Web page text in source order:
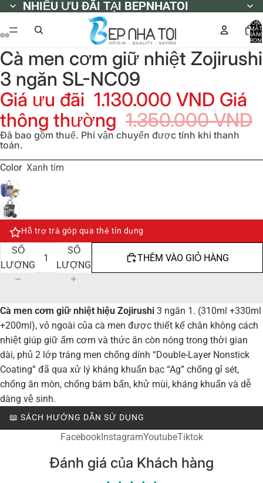
NHIỀU ƯU ĐÃI TẠI BEPNHATOI
NHIỀU ƯU ĐÃI TẠI BEPNHATOI
MẶT
0
Cà men cơm giữ nhiệt Zojirushi
3 ngăn SL-NC09
Giá ưu đãi 1.130.000 VND Giá
thông thường 1.350.000 VND
Đã bao gồm thuế. Phí vận chuyển được tính khi thanh
toán.
Color Xanh tím
Hỗ trợ trả góp qua thẻ tín dụng
GIẢM
SỐ
LƯỢNG
TĂNG
SỐ
LƯỢNG
THÊM VÀO GIỎ HÀNG
Cà men cơm giữ nhiệt hiệu Zojirushi 3 ngăn 1. (310ml +330ml
+200ml), vỏ ngoài của cà men được thiết kế chân không cách
nhiệt giúp giữ ấm cơm và thức ăn còn nóng trong thời gian
dài, phủ 2 lớp tráng men chống dính “Double-Layer Nonstick
Coating” đã qua xử lý kháng khuẩn bạc “Ag” chống gỉ sét,
chống ăn mòn, chống bám bẩn, khử mùi, kháng khuẩn và dễ
dàng vệ sinh.
📖 SÁCH HƯỚNG DẪN SỬ DỤNG
FacebookInstagramYoutubeTiktok
Đánh giá của Khách hàng